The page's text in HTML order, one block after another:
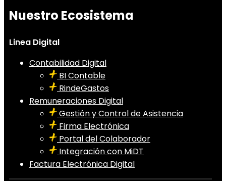
Nuestro Ecosistema
Linea Digital
Contabilidad Digital
BI Contable
RindeGastos
Remuneraciones Digital
Gestión y Control de Asistencia
Firma Electrónica
Portal del Colaborador
Integración con MiDT
Factura Electrónica Digital